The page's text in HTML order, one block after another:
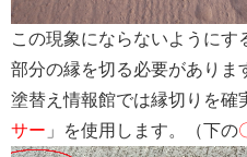
この現象にならないようにす
部分の縁を切る必要がありま
塗替え情報館では縁切りを確
サー 」を使用します。（下の